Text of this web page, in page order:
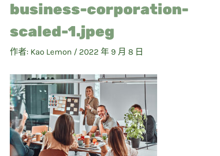
business-corporation-
scaled-1.jpeg
作者: Kao Lemon / 2022 年 9 月 8 日